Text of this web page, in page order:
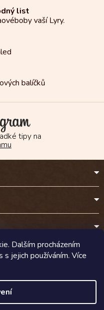
Dalším procházením
jejich používáním. Více
list
boby vaší Lyry.
balíčků
tipy na